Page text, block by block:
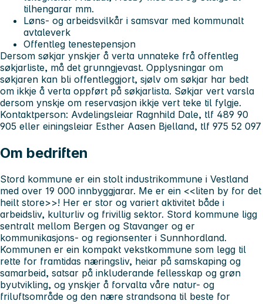
tilhengarar mm.
Løns- og arbeidsvilkår i samsvar med kommunalt
avtaleverk
Offentleg tenestepensjon
Dersom søkjar ynskjer å verta unnateke frå offentleg
søkjarliste, må det grunngjevast. Opplysningar om
søkjaren kan bli offentleggjort, sjølv om søkjar har bedt
om ikkje å verta oppført på søkjarlista. Søkjar vert varsla
dersom ynskje om reservasjon ikkje vert teke til fylgje.
Kontaktperson: Avdelingsleiar Ragnhild Dale, tlf 489 90
905 eller einingsleiar Esther Aasen Bjelland, tlf 975 52 097
Om bedriften
Stord kommune er ein stolt industrikommune i Vestland
med over 19 000 innbyggjarar. Me er ein <<liten by for det
heilt store>>! Her er stor og variert aktivitet både i
arbeidsliv, kulturliv og frivillig sektor. Stord kommune ligg
sentralt mellom Bergen og Stavanger og er
kommunikasjons- og regionsenter i Sunnhordland.
Kommunen er ein kompakt vekstkommune som legg til
rette for framtidas næringsliv, heiar på samskaping og
samarbeid, satsar på inkluderande fellesskap og grøn
byutvikling, og ynskjer å forvalta våre natur- og
friluftsområde og den nære strandsona til beste for